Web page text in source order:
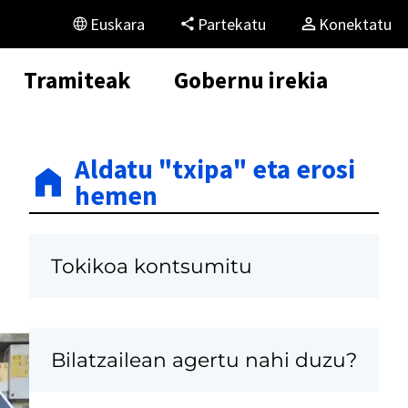
Euskara Partekatu Konektatu
Tramiteak Gobernu irekia
K
Aldatu "txipa" eta erosi
hemen
Tokikoa kontsumitu
Bilatzailean agertu nahi duzu?